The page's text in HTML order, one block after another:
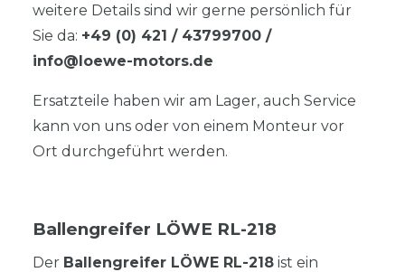
weitere Details sind wir gerne persönlich für
Sie da: +49 (0) 421 / 43799700 /
info@loewe-motors.de
Ersatzteile haben wir am Lager, auch Service
kann von uns oder von einem Monteur vor
Ort durchgeführt werden.
Ballengreifer LÖWE RL-218
Der Ballengreifer LÖWE RL-218 ist ein